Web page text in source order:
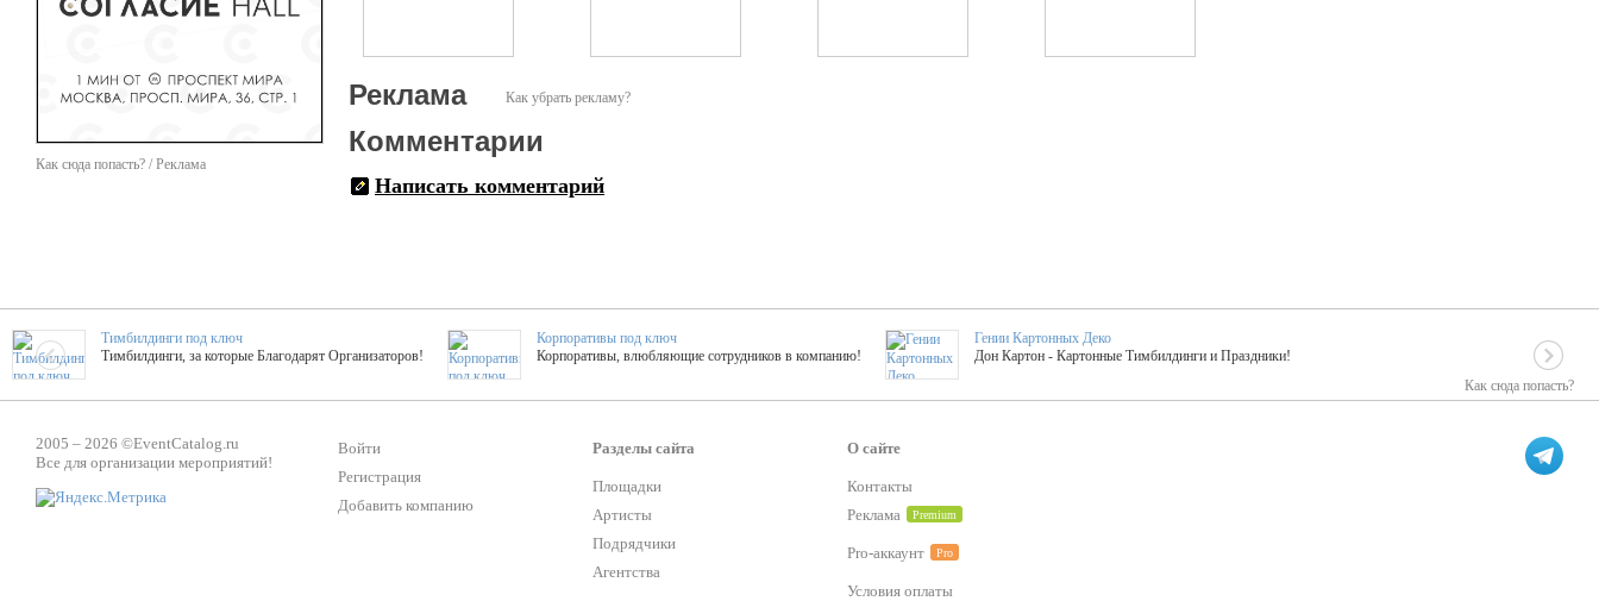
Как сюда попасть? / Реклама
Как убрать рекламу?
Реклама
Комментарии
Написать комментарий
Как сюда попасть?
Тимбилдинги под ключ
Тимбилдинги, за которые Благодарят Организаторов!
Корпоративы под ключ
Корпоративы, влюбляющие сотрудников в компанию!
Гении Картонных Деко
Дон Картон - Картонные Тимбилдинги и Праздники!
ТОПовые мастер-классы на мероприятие! Гибкие цены!
Более 420 мастер-классов на выезде на мероприятие!
Мастер-классы
ТОП 25 активностей! Смета за 15 минут!
Букинг компания №1
2005 – 2026 ©EventCatalog.ru
Все для организации мероприятий!
Войти
Регистрация
Добавить компанию
Разделы сайта
Площадки
Артисты
Подрядчики
Агентства
О сайте
Контакты
Реклама
Premium
Pro-аккаунт Pro
Условия оплаты